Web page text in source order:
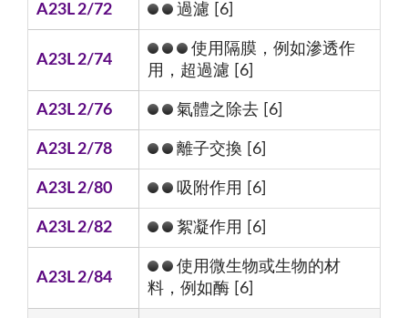
A23L 2/72 過濾 [6]
A23L 2/74
使用隔膜，例如滲透作
用，超過濾 [6]
A23L 2/76 氣體之除去 [6]
A23L 2/78 離子交換 [6]
A23L 2/80 吸附作用 [6]
A23L 2/82 絮凝作用 [6]
A23L 2/84
使用微生物或生物的材
料，例如酶 [6]